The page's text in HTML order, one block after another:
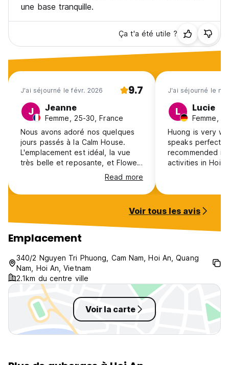
une base tranquille.
Ça t'a été utile ?
J'ai séjourné le févr. 2026 9.7
J Jeanne
Femme, 25-30, France
Nous avons adoré nos quelques
jours passés à la Calm House.
L'emplacement est idéal, la vue
très belle et reposante, et Flower
nous a très bien accueillis. Merci
Read more
J'ai séjourné le
L Lucie
Femme,
Huong is very
speaks perfect
recommended
activities in Hoi
the vegetarian
Voir tous les avis
Emplacement
340/2 Nguyen Tri Phuong, Cam Nam, Hoi An, Quang
Nam, Hoi An, Vietnam
2.1km du centre ville
Voir la carte